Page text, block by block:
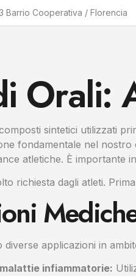
Barrio Cooperativa / Florencia
Orali:
sintetici utilizzati
fondamentale nel
atletiche. È importante
richiesta dagli atleti.
diverse applicazioni in
infiammatorie: